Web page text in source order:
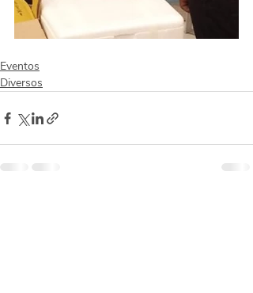
Eventos
Diversos